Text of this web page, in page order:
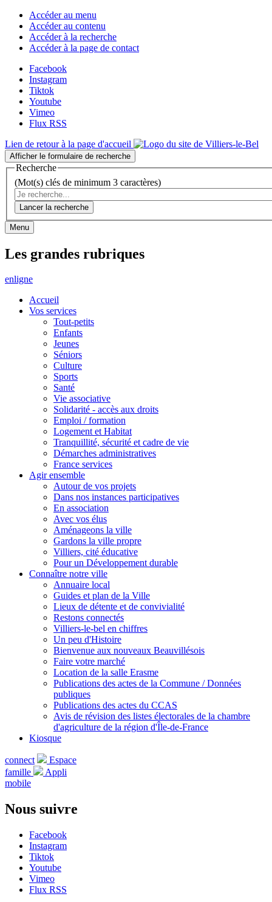
Accéder au menu
Accéder au contenu
Accéder à la recherche
Accéder à la page de contact
Facebook
Instagram
Tiktok
Youtube
Vimeo
Flux RSS
Lien de retour à la page d'accueil
Afficher le formulaire de recherche
Recherche
(Mot(s) clés de minimum 3 caractères)
Lancer la recherche
Menu
Les grandes rubriques
enligne
Accueil
Vos services
Tout-petits
Enfants
Jeunes
Séniors
Culture
Sports
Santé
Vie associative
Solidarité - accès aux droits
Emploi / formation
Logement et Habitat
Tranquillité, sécurité et cadre de vie
Démarches administratives
France services
Agir ensemble
Autour de vos projets
Dans nos instances participatives
En association
Avec vos élus
Aménageons la ville
Gardons la ville propre
Villiers, cité éducative
Pour un Développement durable
Connaître notre ville
Annuaire local
Guides et plan de la Ville
Lieux de détente et de convivialité
Restons connectés
Villiers-le-bel en chiffres
Un peu d'Histoire
Bienvenue aux nouveaux Beauvillésois
Faire votre marché
Location de la salle Erasme
Publications des actes de la Commune / Données
publiques
Publications des actes du CCAS
Avis de révision des listes électorales de la chambre
d'agriculture de la région d'Île-de-France
Kiosque
connect
Espace
famille
Appli
mobile
Nous suivre
Facebook
Instagram
Tiktok
Youtube
Vimeo
Flux RSS